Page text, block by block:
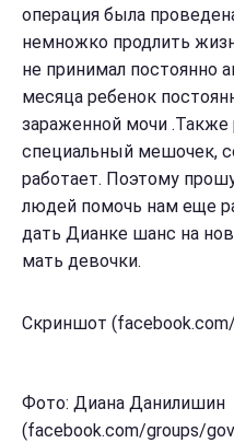
операция была
немножко продлить
не принимал постоянно
месяца ребенок
зараженной мочи .Также
специальный мешочек,
работает. Поэтому
людей помочь нам еще
дать Дианке шанс на
мать девочки.
Скриншот
Фото: Диана Данилишин
(facebook.com/groups/